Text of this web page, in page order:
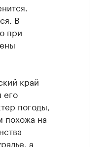
В
при
край
его
погоды,
похожа на
а